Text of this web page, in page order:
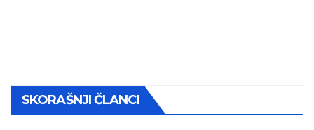
SKORAŠNJI ČLANCI